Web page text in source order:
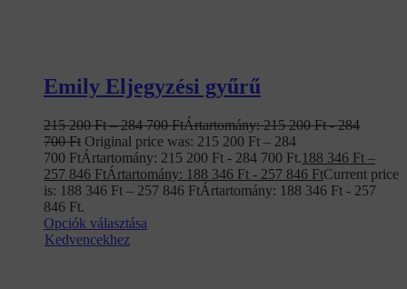
Emily Eljegyzési gyűrű
215 200Ft – 284 700FtÁrtartomány: 215 200 Ft - 284
700 Ft Original price was: 215 200 Ft – 284
700 FtÁrtartomány: 215 200 Ft - 284 700 Ft.188 346 Ft –
257 846 FtÁrtartomány: 188 346 Ft - 257 846 FtCurrent price
is: 188 346 Ft – 257 846 FtÁrtartomány: 188 346 Ft - 257
846 Ft.
Opciók választása
Kedvencekhez